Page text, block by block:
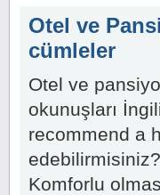
Otel ve
cümleler
Otel ve
okunuşları
recommend a
Komforlu